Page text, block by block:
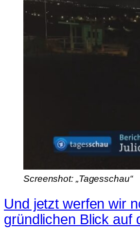
Screenshot: „Tagesschau“
Und jetzt werfen wir
gründlichen Blick auf